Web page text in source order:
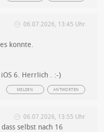
06.07.2026, 13:45 Uhr
konnte.
6. Herrlich . :-)
ANTWORTEN
MELDEN
06.07.2026, 13:55 Uhr
selbst nach 16